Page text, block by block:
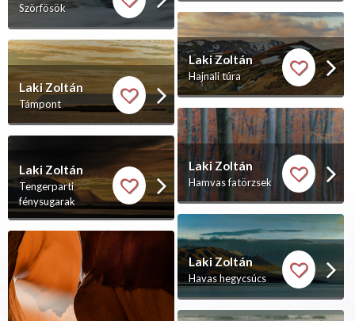
Szörfösök
Laki Zoltán
Támpont
Laki Zoltán
Tengerparti
fénysugarak
Laki Zoltán
Hajnali túra
Laki Zoltán
Hamvas fatörzsek
Laki Zoltán
Havas hegycsúcs